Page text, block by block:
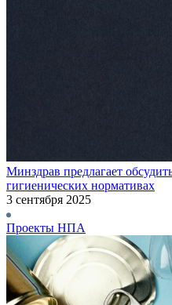
Минздрав предлагает
гигиенических нормативах
3 сентября 2025
Проекты НПА